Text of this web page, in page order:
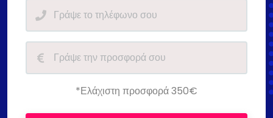
*Ελάχιστη προσφορά 350€